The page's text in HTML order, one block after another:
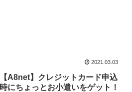
2021.03.03
【A8net】クレジットカード申込
時にちょっとお小遣いをゲット！